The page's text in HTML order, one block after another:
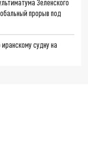
Зеленского
прорыв под
судну на